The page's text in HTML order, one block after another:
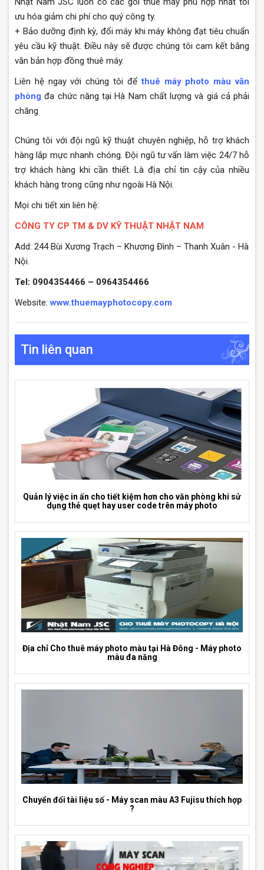
ưu hóa giảm chi phí cho quý công ty.
+ Bảo dưỡng định kỳ, đổi máy khi máy không đạt tiêu chuẩn
yêu cầu kỹ thuật. Điều này sẽ được chúng tôi cam kết bằng
văn bản hợp đồng thuê máy.
Liên hệ ngay với chúng tôi đểthuê máy photo màu văn
phòng đa chức năng tại Hà Nam chất lượng và giá cả phải
chăng
Chúng tôi với đội ngũ kỹ thuật chuyên nghiệp, hỗ trợ khách
hàng lắp mực nhanh chóng. Đội ngũ tư vấn làm việc 24/7 hỗ
trợ khách hàng khi cần thiết. Là địa chỉ tin cậy của nhiều
khách hàng trong cũng như ngoài Hà Nội.
Mọi chi tiết xin liên hệ:
CÔNG TY CP TM & DV KỸ THUẬT NHẬT NAM
Add: 244 Bùi Xương Trạch – Khương Đình – Thanh Xuân - Hà
Nội.
Tel: 0904354466 – 0964354466
Website:www.thuemayphotocopy.com
Tin liên quan
Quản lý việc in ấn cho tiết kiệm hơn cho văn phòng khi sử
dụng thẻ quẹt hay user code trên máy photo
Địa chỉ Cho thuê máy photo màu tại Hà Đông - Máy photo
màu đa năng
Chuyển đổi tài liệu số - Máy scan màu A3 Fujisu thích hợp
?